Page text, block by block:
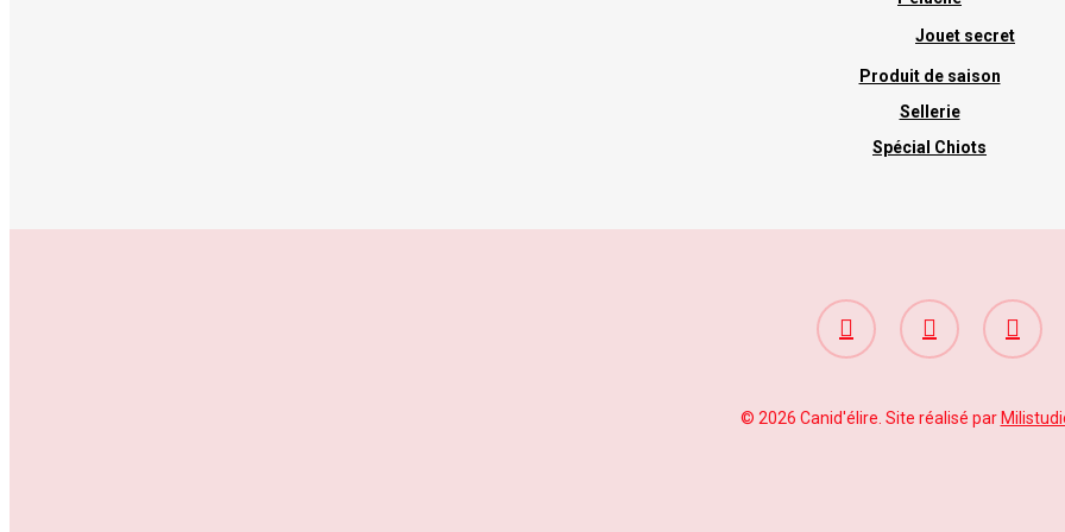
Jouet secret
Produit de saison
Sellerie
Spécial Chiots
facebook
google-
plus
instagram
© 2026 Canid'élire. Site réalisé par